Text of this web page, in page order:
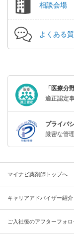
相談会場
よくある
「医療分
適正認定
プライバ
厳密な管
マイナビ薬剤師トップへ
キャリアアドバイザー紹介
ご入社後のアフターフォロ